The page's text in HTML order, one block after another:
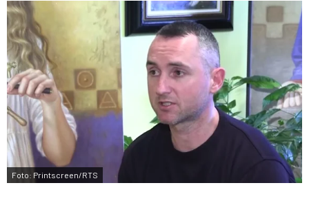
Foto: Printscreen/RTS